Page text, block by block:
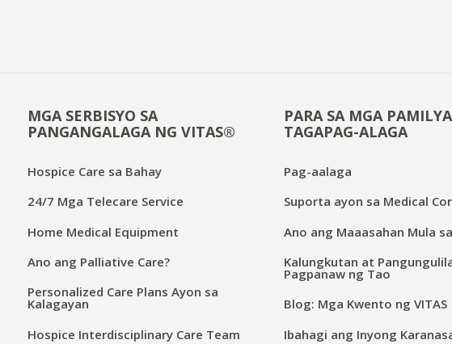
MGA SERBISYO SA
PANGANGALAGA NG VITAS®
Hospice Care sa Bahay
24/7 Mga Telecare Service
Home Medical Equipment
Ano ang Palliative Care?
Personalized Care Plans Ayon sa
Kalagayan
Hospice Interdisciplinary Care Team
PARA SA MGA
TAGAPAG-ALAGA
Pag-aalaga
Suporta ayon sa Medical
Ano ang Maaasahan Mula
Kalungkutan at
Pagpanaw ng Tao
Blog: Mga Kwento ng VITAS
Ibahagi ang Inyong